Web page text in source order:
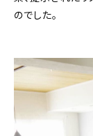
のでした。